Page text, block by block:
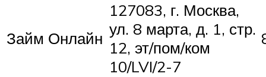
Займ Онлайн
127083, г. Москва,
ул. 8 марта, д. 1, стр.
12, эт/пом/ком
10/LVI/2-7